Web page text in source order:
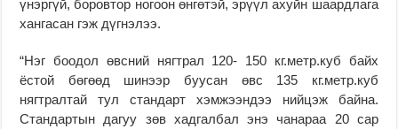
үнэргүй, боровтор ногоон өнгөтэй, эрүүл ахуйн шаардлага
хангасан гэж дүгнэлээ.
“Нэг боодол өвсний нягтрал 120- 150 кг.метр.куб байх
ёстой бөгөөд шинээр буусан өвс 135 кг.метр.куб
нягтралтай тул стандарт хэмжээндээ нийцэж байна.
Стандартын дагуу зөв хадгалбал энэ чанараа 20 сар